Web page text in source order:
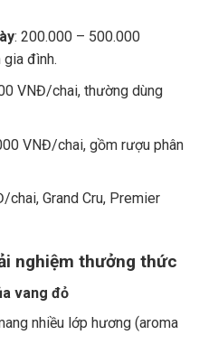
: 200.000 – 500.000
đình.
VNĐ/chai, thường dùng
VNĐ/chai, gồm rượu phân
chai, Grand Cru, Premier
nghiệm thưởng thức
vang đỏ
nhiều lớp hương (aroma